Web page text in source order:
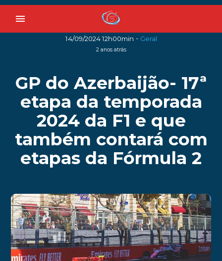
menu
14/09/2024 12h00min - Geral
2 anos atrás
GP do Azerbaijão- 17ª
etapa da temporada
2024 da F1 e que
também contará com
etapas da Fórmula 2